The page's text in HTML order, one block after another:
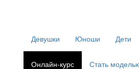
Девушки Юноши Дети
Онлайн-курс Стать